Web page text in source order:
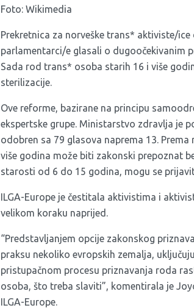
Foto: Wikimedia
Prekretnica za norveške trans* aktiviste/
parlamentarci/e glasali o dugoočekivanim
Sada rod trans* osoba starih 16 i više
sterilizacije.
Ove reforme, bazirane na principu
ekspertske grupe. Ministarstvo zdravlja je
odobren sa 79 glasova naprema 13.
više godina može biti zakonski prepoznat
starosti od 6 do 15 godina, mogu se
ILGA-Europe je čestitala aktivistima i
velikom koraku naprijed.
“Predstavljanjem opcije zakonskog
praksu nekoliko evropskih zemalja,
pristupačnom procesu priznavanja roda
osoba, što treba slaviti”, komentirala je
ILGA-Europe.